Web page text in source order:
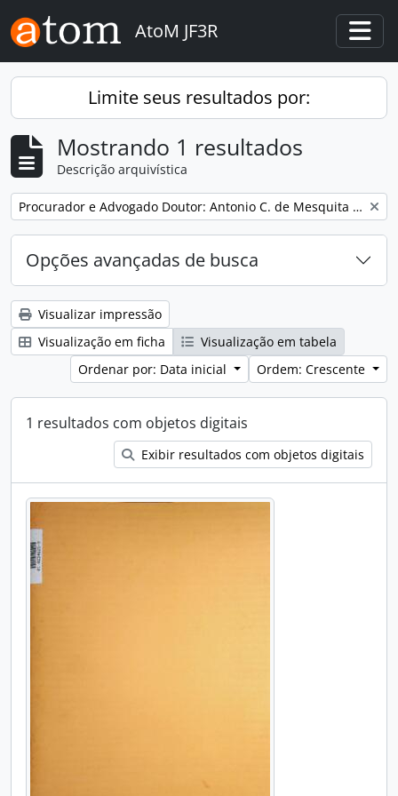
Skip to main content
AtoM JF3R
Limite seus resultados por:
Mostrando 1 resultados
Descrição arquivística
Remover filtro: Procurador e Advogado Doutor: Antonio C. de Mesquita barros
Opções avançadas de busca
Visualizar impressão
Visualização em ficha
Visualização em tabela
Ordenar por: Data inicial
Ordem: Crescente
1 resultados com objetos digitais
Exibir resultados com objetos digitais